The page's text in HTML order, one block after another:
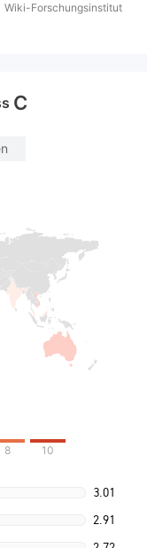
Wiki-Forschungsinstitut
C
8 10
3.01
2.91